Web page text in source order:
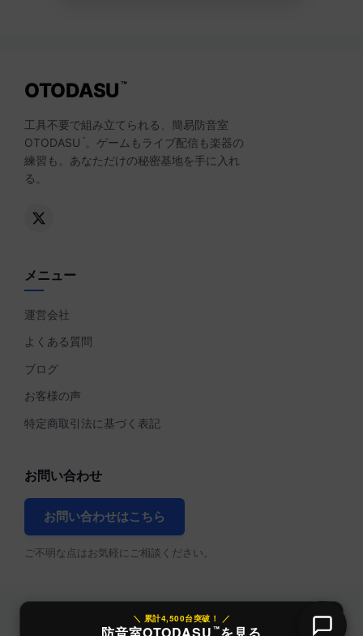
OTODASU ™
工具不要で組み立てられる、簡易防音室
OTODASU ™
。ゲームもライブ配信も楽器の
練習も。あなただけの秘密基地を手に入れ
る。
メニュー
運営会社
よくある質問
ブログ
お客様の声
特定商取引法に基づく表記
お問い合わせ
お問い合わせはこちら
ご不明な点はお気軽にご相談ください。
＼ 累計4,500台突破！ ／
防音室OTODASU ™を見る